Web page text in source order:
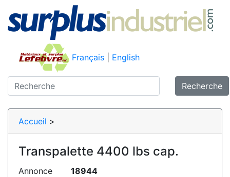
Français English
Recherche
Accueil >
Transpalette 4400 lbs cap.
Annonce
18944